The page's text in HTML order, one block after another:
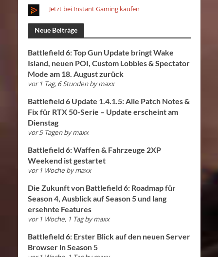
Jetzt bei Instant Gaming kaufen
Neue Beiträge
Battlefield 6: Top Gun Update bringt Wake
Island, neuen POI, Custom Lobbies & Spectator
Mode am 18. August zurück
vor 1 Tag, 6 Stunden bymaxx
Battlefield 6 Update 1.4.1.5: Alle Patch Notes &
Fix für RTX 50-Serie – Update erscheint am
Dienstag
vor 5 Tagen bymaxx
Battlefield 6: Waffen & Fahrzeuge 2XP
Weekend ist gestartet
vor 1 Woche bymaxx
Die Zukunft von Battlefield 6: Roadmap für
Season 4, Ausblick auf Season 5 und lang
ersehnte Features
vor 1 Woche, 1 Tag bymaxx
Battlefield 6: Erster Blick auf den neuen Server
Browser in Season 5